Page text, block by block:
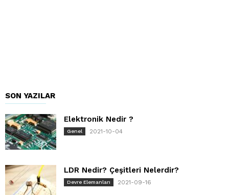
SON YAZILAR
Elektronik Nedir ?
Genel 2021-10-04
LDR Nedir? Çeşitleri Nelerdir?
Devre Elemanları 2021-09-16